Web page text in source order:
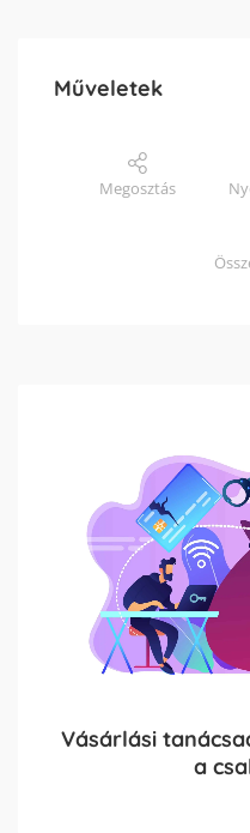
Műveletek
Megosztás
Vásárlási
a